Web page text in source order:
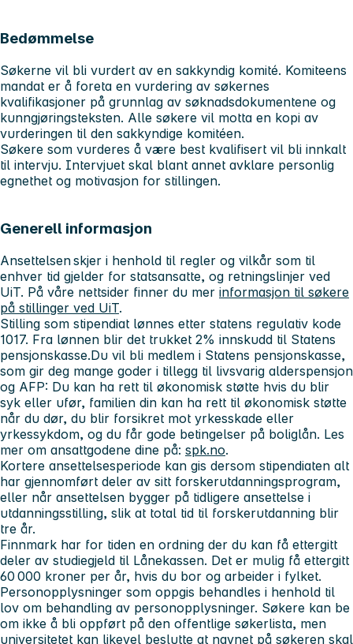
Bedømmelse
Søkerne vil bli vurdert av en sakkyndig komité. Komiteens
mandat er å foreta en vurdering av søkernes
kvalifikasjoner på grunnlag av søknadsdokumentene og
kunngjøringsteksten. Alle søkere vil motta en kopi av
vurderingen til den sakkyndige komitéen.
Søkere som vurderes å være best kvalifisert vil bli innkalt
til intervju. Intervjuet skal blant annet avklare personlig
egnethet og motivasjon for stillingen.
Generell informasjon
Ansettelsen skjer i henhold til regler og vilkår som til
enhver tid gjelder for statsansatte, og retningslinjer ved
UiT. På våre nettsider finner du mer informasjon til søkere
på stillinger ved UiT.
Stilling som stipendiat lønnes etter statens regulativ kode
1017. Fra lønnen blir det trukket 2% innskudd til Statens
pensjonskasse.Du vil bli medlem i Statens pensjonskasse,
som gir deg mange goder i tillegg til livsvarig alderspensjon
og AFP: Du kan ha rett til økonomisk støtte hvis du blir
syk eller ufør, familien din kan ha rett til økonomisk støtte
når du dør, du blir forsikret mot yrkesskade eller
yrkessykdom, og du får gode betingelser på boliglån. Les
mer om ansattgodene dine på: spk.no.
Kortere ansettelsesperiode kan gis dersom stipendiaten alt
har gjennomført deler av sitt forskerutdanningsprogram,
eller når ansettelsen bygger på tidligere ansettelse i
utdanningsstilling, slik at total tid til forskerutdanning blir
tre år.
Finnmark har for tiden en ordning der du kan få ettergitt
deler av studiegjeld til Lånekassen. Det er mulig få ettergitt
60 000 kroner per år, hvis du bor og arbeider i fylket.
Personopplysninger som oppgis behandles i henhold til
lov om behandling av personopplysninger. Søkere kan be
om ikke å bli oppført på den offentlige søkerlista, men
universitetet kan likevel beslutte at navnet på søkeren skal